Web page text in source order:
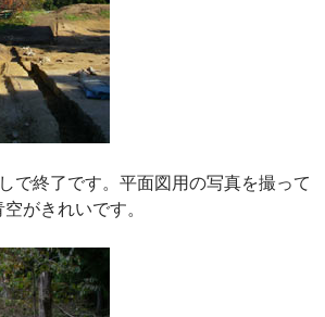
で終了です。平面図用の写真を撮って
がきれいです。